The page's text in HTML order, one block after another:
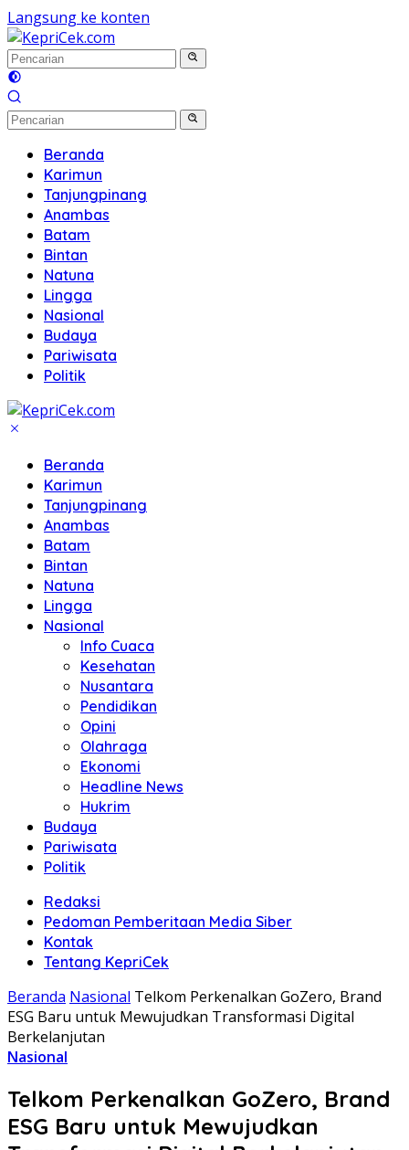
Langsung ke konten
Beranda
Karimun
Tanjungpinang
Anambas
Batam
Bintan
Natuna
Lingga
Nasional
Budaya
Pariwisata
Politik
Beranda
Karimun
Tanjungpinang
Anambas
Batam
Bintan
Natuna
Lingga
Nasional
Info Cuaca
Kesehatan
Nusantara
Pendidikan
Opini
Olahraga
Ekonomi
Headline News
Hukrim
Budaya
Pariwisata
Politik
Redaksi
Pedoman Pemberitaan Media Siber
Kontak
Tentang KepriCek
Beranda Nasional Telkom Perkenalkan GoZero, Brand
ESG Baru untuk Mewujudkan Transformasi Digital
Berkelanjutan
Nasional
Telkom Perkenalkan GoZero, Brand
ESG Baru untuk Mewujudkan